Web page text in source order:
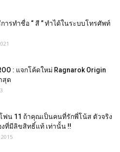
การทำชื่อ “ สี ” ทำได้ในระบบโทรศัพท์
: แจกโค้ดใหม่ Ragnarok Origin
สุด
ฟน 11 ถ้าคุณเป็นคนที่รักพี่โน้ส ตัวจริง
ที่มีลิขสิทธิ์แท้ เท่านั้น !!